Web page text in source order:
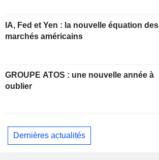
IA, Fed et Yen : la nouvelle équation des
marchés américains
GROUPE ATOS : une nouvelle année à
oublier
Dernières actualités